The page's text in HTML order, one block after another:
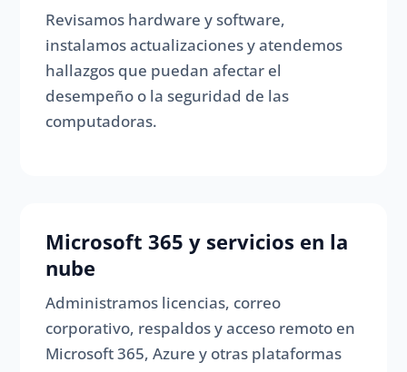
Revisamos hardware y software,
instalamos actualizaciones y atendemos
hallazgos que puedan afectar el
desempeño o la seguridad de las
computadoras.
Microsoft 365 y servicios en la
nube
Administramos licencias, correo
corporativo, respaldos y acceso remoto en
Microsoft 365, Azure y otras plataformas